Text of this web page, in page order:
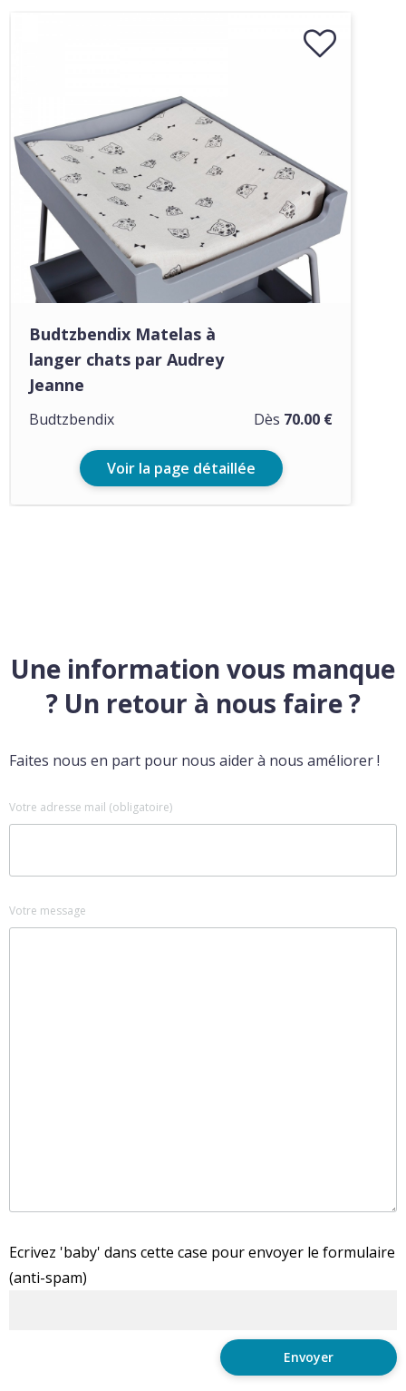
Budtzbendix Matelas à
langer chats par Audrey
Jeanne
Dès 70.00 €
Budtzbendix
Voir la page détaillée
Une information vous manque
? Un retour à nous faire ?
Faites nous en part pour nous aider à nous améliorer !
Votre adresse mail (obligatoire)
Votre message
Ecrivez 'baby' dans cette case pour envoyer le formulaire
(anti-spam)